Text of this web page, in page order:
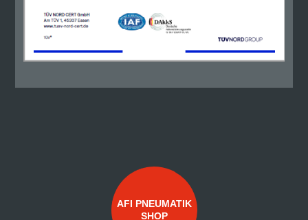
AFI PNEUMATIK
SHOP